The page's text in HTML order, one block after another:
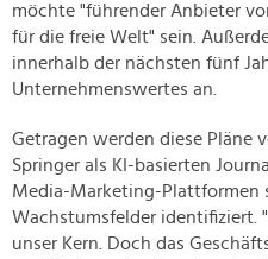
möchte "führender Anbieter
für die freie Welt" sein.
innerhalb der nächsten fünf
Unternehmenswertes an.
Getragen werden diese Pläne
Springer als KI-basierten
Media-Marketing-Plattformen
Wachstumsfelder identifiziert.
unser Kern. Doch das